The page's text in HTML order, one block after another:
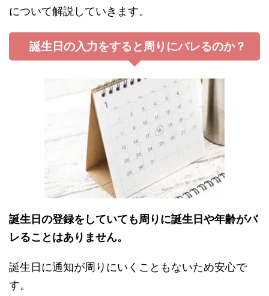
について解説していきます。
誕生日の入力をすると周りにバレるのか？
誕生日の登録をしていても周りに誕生日や年齢がバ
レることはありません。
誕生日に通知が周りにいくこともないため安心で
す。